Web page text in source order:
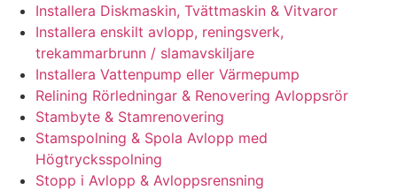
Installera Diskmaskin, Tvättmaskin & Vitvaror
Installera enskilt avlopp, reningsverk,
trekammarbrunn / slamavskiljare
Installera Vattenpump eller Värmepump
Relining Rörledningar & Renovering Avloppsrör
Stambyte & Stamrenovering
Stamspolning & Spola Avlopp med
Högtrycksspolning
Stopp i Avlopp & Avloppsrensning